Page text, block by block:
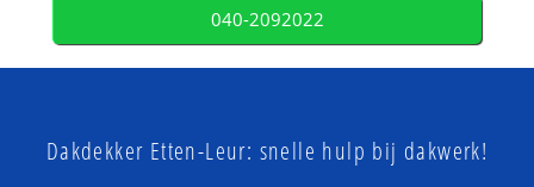
040-2092022
Dakdekker Etten-Leur: snelle hulp bij dakwerk!